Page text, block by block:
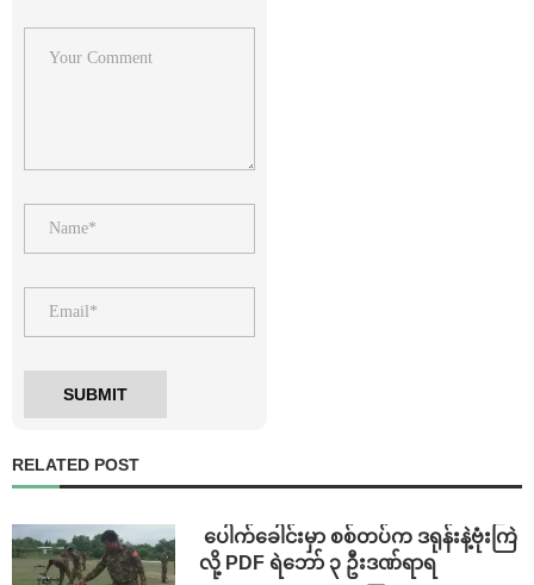
RELATED POST
⁩ ⁨ပေါက်ခေါင်းမှာ စစ်တပ်က ဒရုန်းနဲ့ဗုံးကြဲ
လို့ PDF ရဲဘော် ၃ ဦးဒဏ်ရာရ